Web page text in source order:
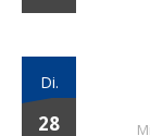
Di.
28